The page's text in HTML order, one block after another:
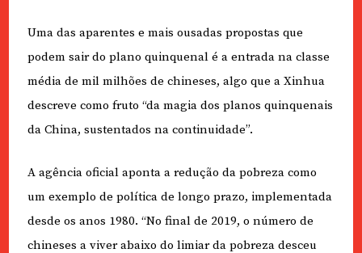
Uma das aparentes e mais ousadas propostas que
podem sair do plano quinquenal é a entrada na classe
média de mil milhões de chineses, algo que a Xinhua
descreve como fruto “da magia dos planos quinquenais
da China, sustentados na continuidade”.
A agência oficial aponta a redução da pobreza como
um exemplo de política de longo prazo, implementada
desde os anos 1980. “No final de 2019, o número de
chineses a viver abaixo do limiar da pobreza desceu